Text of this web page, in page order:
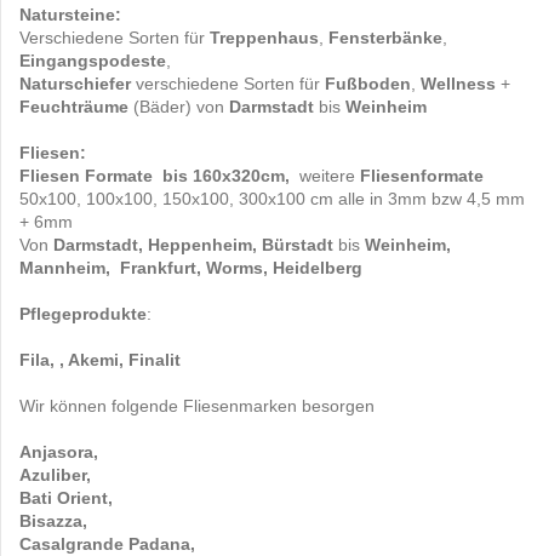
Natursteine:
Verschiedene Sorten für Treppenhaus, Fensterbänke,
Eingangspodeste,
Naturschieferverschiedene Sorten für Fußboden, Wellness +
Feuchträume (Bäder) von Darmstadt bis Weinheim
Fliesen:
Fliesen Formate bis 160x320cm, weitere Fliesenformate
50x100, 100x100, 150x100, 300x100 cm alle in 3mm bzw 4,5 mm
+ 6mm
Von Darmstadt, Heppenheim, Bürstadt bis Weinheim,
Mannheim, Frankfurt, Worms, Heidelberg
Pflegeprodukte:
Fila, , Akemi, Finalit
Wir können folgende Fliesenmarken besorgen
Anjasora,
Azuliber,
Bati Orient,
Bisazza,
Casalgrande Padana,